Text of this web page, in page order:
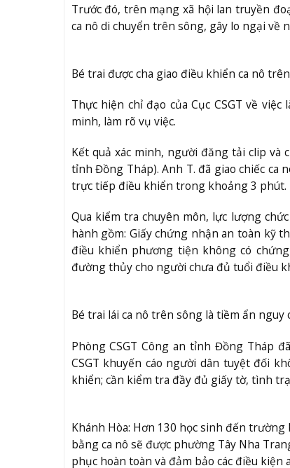
Trước đó, trên mạng xã hội lan truyền
ca nô di chuyển trên sông, gây lo ngại về
Bé trai được cha giao điều khiển ca nô
Thực hiện chỉ đạo của Cục CSGT về
minh, làm rõ vụ việc.
Kết quả xác minh, người đăng tải clip và
tỉnh Đồng Tháp). Anh T. đã giao chiếc ca
trực tiếp điều khiển trong khoảng 3 phút.
Qua kiểm tra chuyên môn, lực lượng
hành gồm: Giấy chứng nhận an toàn kỹ
điều khiển phương tiện không có
đường thủy cho người chưa đủ tuổi điều
Bé trai lái ca nô trên sông là tiềm ẩn nguy
Phòng CSGT Công an tỉnh Đồng Tháp
CSGT khuyến cáo người dân tuyệt đối
khiển; cần kiểm tra đầy đủ giấy tờ, tình
Khánh Hòa: Hơn 130 học sinh đến
bằng ca nô sẽ được phường Tây Nha
phục hoàn toàn và đảm bảo các điều kiện